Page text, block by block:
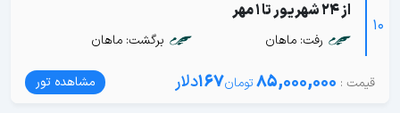
10
از 24 شهریور تا 1 مهر
رفت: ماهان برگشت: ماهان
85,000,000
167دلار مشاهده تور